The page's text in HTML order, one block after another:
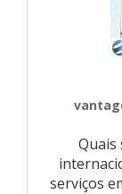
Quais
serviços